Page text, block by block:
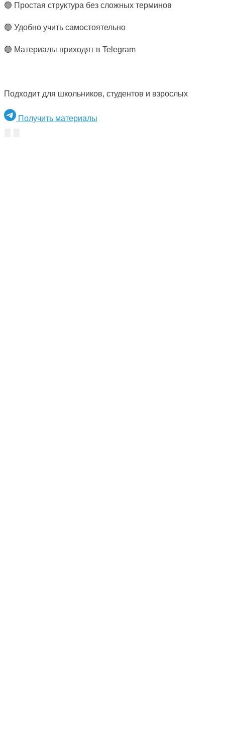
🟢 Простая структура без сложных терминов
🟢 Удобно учить самостоятельно
🟢 Материалы приходят в Telegram
Подходит для школьников, студентов и взрослых
Получить материалы